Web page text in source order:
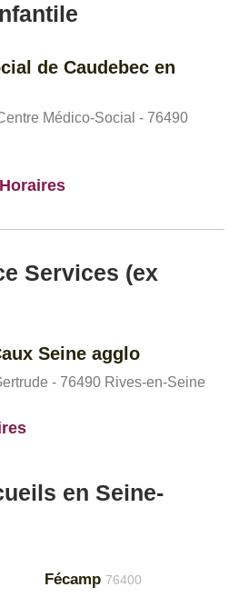
de Caudebec en
Médico-Social - 76490
Horaires
Services (ex
Seine agglo
- 76490 Rives-en-Seine
en Seine-
Fécamp 76400